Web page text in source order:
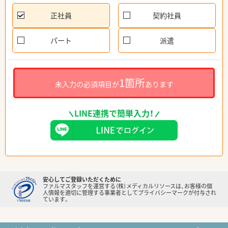
正社員 契約社員
パート 派遣
未入力の必須項目が1箇所あります
LINE連携で簡単入力！
安心してご登録いただくために
ファルマスタッフを運営する（株）メディカルリソースは、お客様の個
人情報を適切に管理する事業者としてプライバシーマークが付与され
ています。